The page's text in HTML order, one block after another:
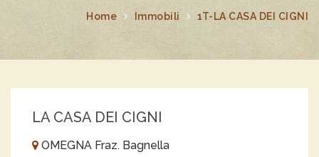
Home Immobili 1T-LA CASA DEI CIGNI
LA CASA DEI CIGNI
OMEGNA Fraz. Bagnella